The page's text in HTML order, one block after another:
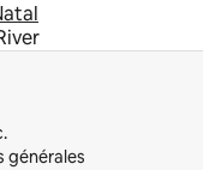
générales